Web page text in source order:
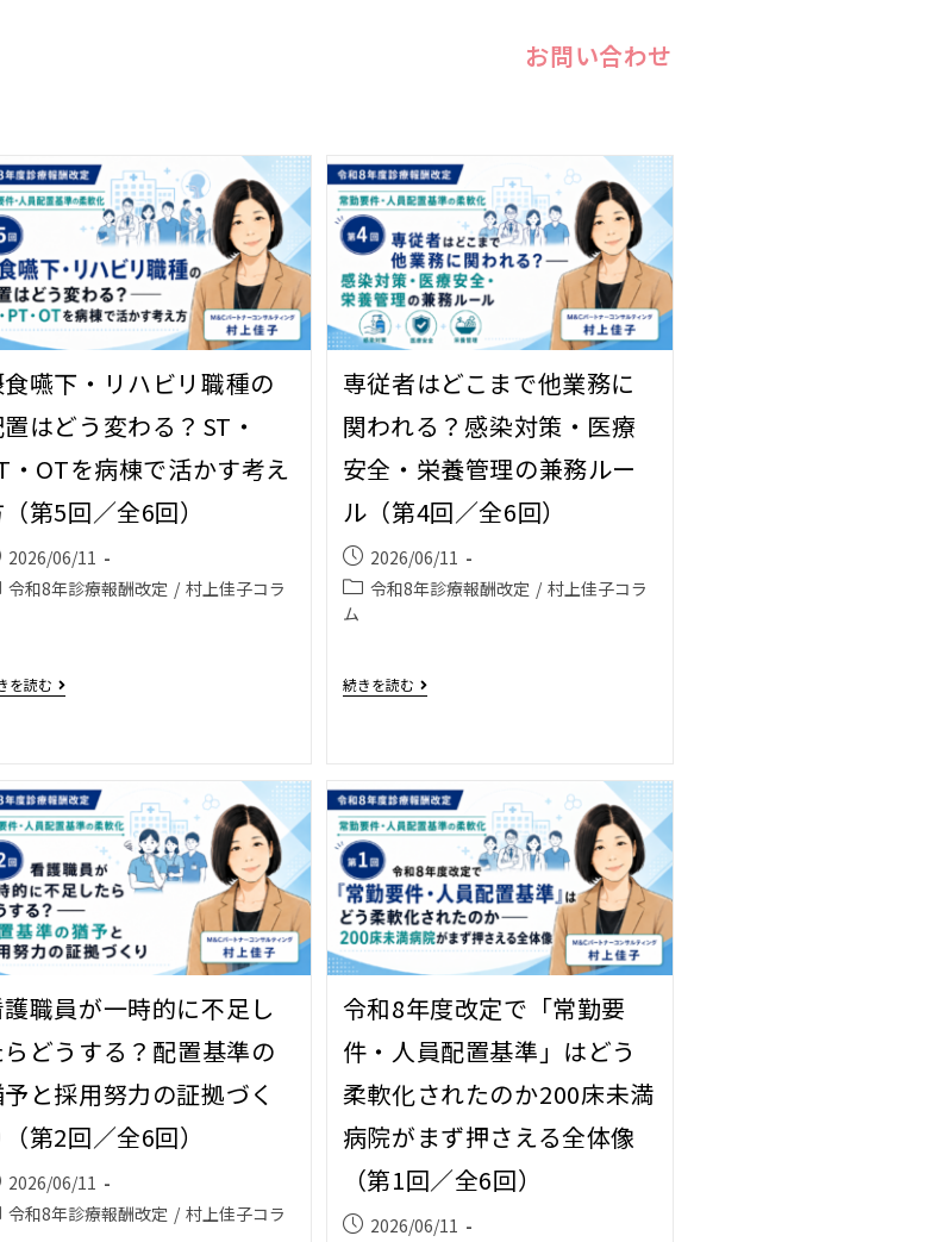
お問い合わせ
嚥下・リハビリ職種の
はどう変わる？――ST・
・OTを病棟で活かす考え
第5回／全6回）
2026/06/11
令和8年診療報酬改定 / 村上佳子コラ
を読む
専従者はどこまで他業務に
関われる？――感染対策・医療
安全・栄養管理の兼務ルー
ル（第4回／全6回）
2026/06/11
令和8年診療報酬改定 / 村上佳子コラ
ム
続きを読む
職員が一時的に不足し
どうする？――配置基準の
と採用努力の証拠づく
（第2回／全6回）
2026/06/11
令和8年診療報酬改定 / 村上佳子コラ
令和8年度改定で「常勤要
件・人員配置基準」はどう
柔軟化されたのか――200床未満
病院がまず押さえる全体像
（第1回／全6回）
2026/06/11